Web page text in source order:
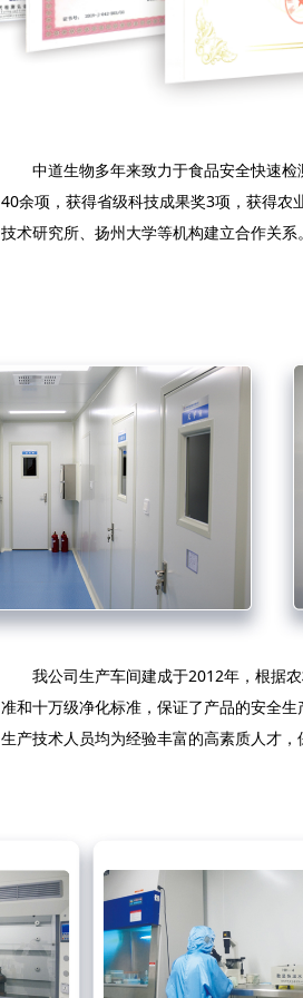
中道生物多年来致力于食品安全快速检
40余项，获得省级科技成果奖3项，获得农
技术研究所、扬州大学等机构建立合作关
我公司生产车间建成于2012年，根据农
准和十万级净化标准，保证了产品的安全
生产技术人员均为经验丰富的高素质人才，